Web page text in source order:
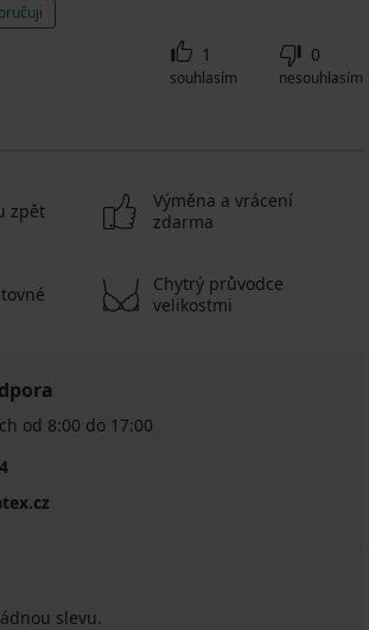
1
souhlasím
0
nesouhlasím
zpět
Výměna a vrácení
zdarma
Chytrý průvodce
velikostmi
od 8:00 do 17:00
slevu.